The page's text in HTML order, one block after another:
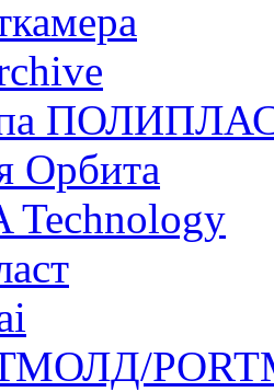
Орбита